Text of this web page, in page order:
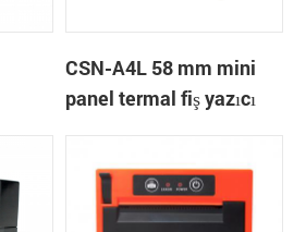
CSN-A4L 58 mm mini
panel termal fiş yazıcı